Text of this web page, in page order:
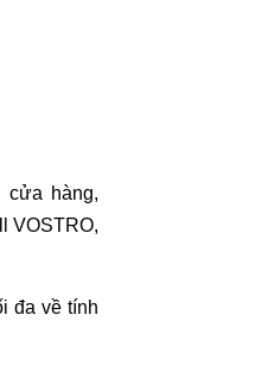
cửa hàng,
VOSTRO,
đa về tính